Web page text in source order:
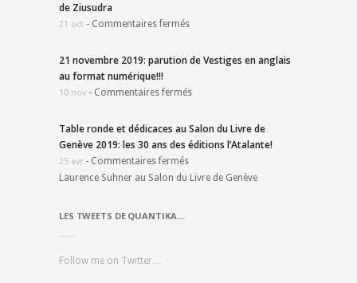
de Ziusudra
21 oct - Commentaires fermés
21 novembre 2019: parution de Vestiges en anglais
au format numérique!!!
10 nov - Commentaires fermés
Table ronde et dédicaces au Salon du Livre de
Genève 2019: les 30 ans des éditions l’Atalante!
25 avr - Commentaires fermés
Laurence Suhner au Salon du Livre de Genève
LES TWEETS DE QUANTIKA…
Follow me on Twitter…